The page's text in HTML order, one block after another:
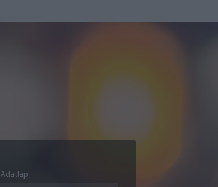
Adatlap